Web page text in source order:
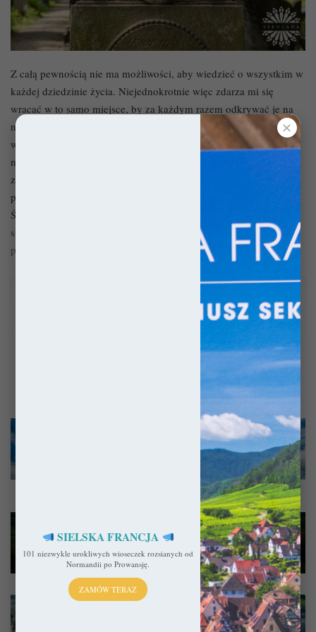
Z całą pewnością nie ma możliwości, aby wiedzieć o wszystkim w
każdej dziedzinie życia. Niejednokrotnie więc zdarza mi się
wracać w to samo miejsce, by za każdym razem odkrywać je na
nowo. Zdarza się oczywiście eksplorować tereny o których
wcześniej nie miałem pojęcia. Takich przybytków są setki, ba,
nawet tysiące licząc te jeszcze niepoznane… Odkrywanie to
zdecydowanie jedna z najprzyjemniejszych rzeczy w
podróżowaniu. Tym razem chciałbym przenieść Was na Dolny
Śląsk i pokazać Wam perły o których być może nigdy nie
słyszeliście i które z racji swego położenia często są przez nas
pomijane.
Małopolskie: 10 miejsc, które pokochacie!
Katedra
w
✕
SIELSKA FRANCJA
101 niezwykle urokliwych wioseczek rozsianych od
Normandii po Prowansję.
ZAMÓW TERAZ